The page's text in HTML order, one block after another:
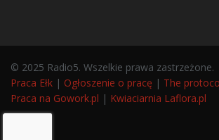
© 2025 Radio5. Wszelkie prawa zastrzeżone.
Praca Ełk | Ogłoszenie o pracę | The
Praca na Gowork.pl | Kwiaciarnia Laflora.pl